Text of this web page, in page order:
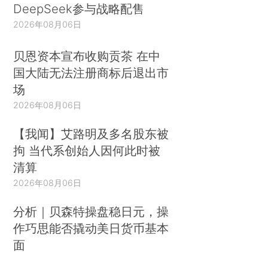
DeepSeek参与战略配售
2026年08月06日
贝恩资本宣布收购贡茶 在中
国大陆无法注册商标后退出市
场
2026年08月06日
【我闻】艾路明及多名股东被
拘 当代系创始人因何此时被
清算
2026年08月06日
分析｜贝森特操盘稳日元，操
作巧思能否撬动美日货币基本
面